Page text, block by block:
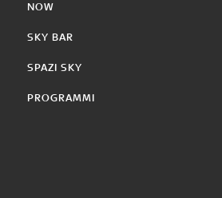
NOW
SKY BAR
SPAZI SKY
PROGRAMMI